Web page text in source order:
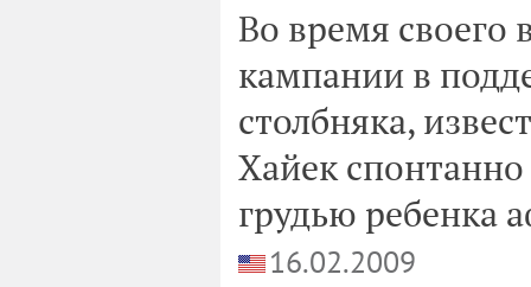
Во время своего
кампании в
столбняка,
Хайек
грудью ребенка
16.02.2009